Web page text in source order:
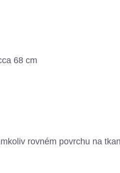
68 cm
rovném povrchu na